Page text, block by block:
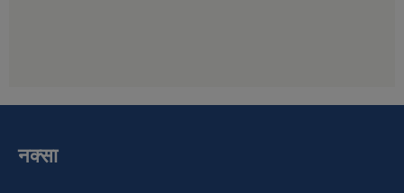
नक्सा